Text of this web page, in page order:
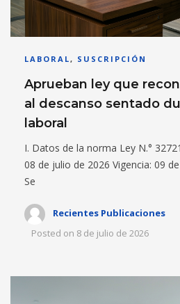
LABORAL, SUSCRIPCIÓN
Aprueban ley que
al descanso sentado
laboral
I. Datos de la norma Ley N.°
08 de julio de 2026 Vigencia: 09
Se
Recientes Publicaciones
Posted on 8 de julio de 2026